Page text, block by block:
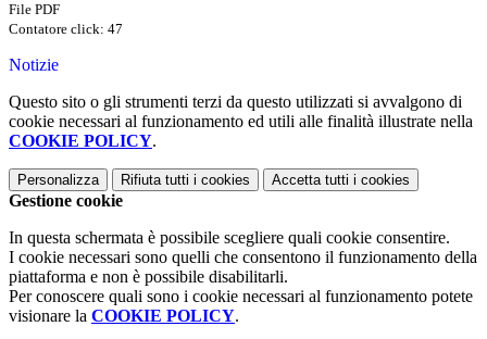
File PDF
Contatore click: 47
Notizie
Questo sito o gli strumenti terzi da questo utilizzati si avvalgono di
cookie necessari al funzionamento ed utili alle finalità illustrate nella
COOKIE POLICY.
Personalizza Rifiuta tutti i cookies Accetta tutti i cookies
Gestione cookie
In questa schermata è possibile scegliere quali cookie consentire.
I cookie necessari sono quelli che consentono il funzionamento della
piattaforma e non è possibile disabilitarli.
Per conoscere quali sono i cookie necessari al funzionamento potete
visionare la COOKIE POLICY.